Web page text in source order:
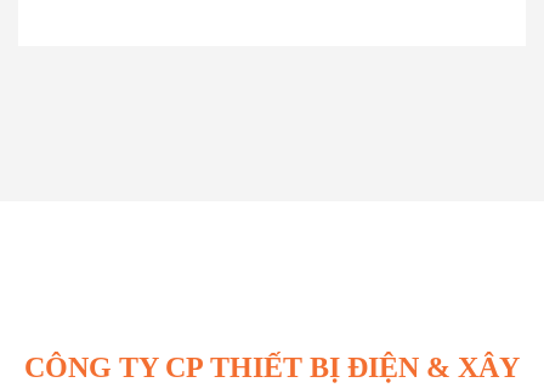
CÔNG TY CP THIẾT BỊ ĐIỆN & XÂY